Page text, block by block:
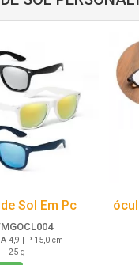
Sol Em Pc
4,9 | P 15,0 cm
25 g
L